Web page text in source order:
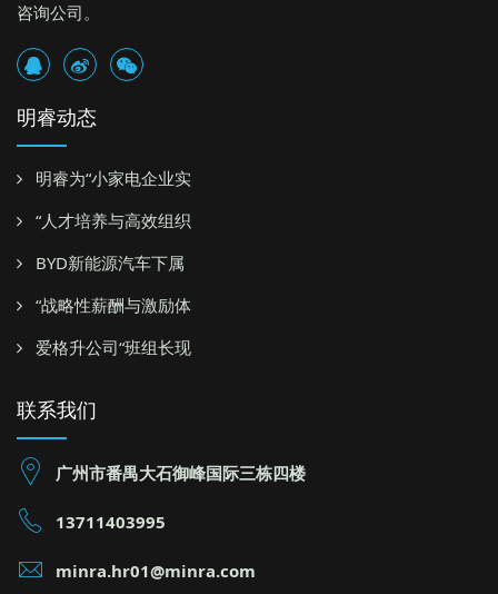
咨询公司。
明睿动态
明睿为“小家电企业实
“人才培养与高效组织
BYD新能源汽车下属
“战略性薪酬与激励体
爱格升公司“班组长现
联系我们
广州市番禺大石御峰国际三栋四楼
13711403995
minra.hr01@minra.com